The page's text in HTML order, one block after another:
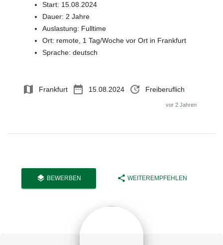
Start: 15.08.2024
Dauer: 2 Jahre
Auslastung: Fulltime
Ort: remote, 1 Tag/Woche vor Ort in Frankfurt
Sprache: deutsch
map Frankfurt date_range 15.08.2024 update Freiberuflich
vor 2 Jahren
layers BEWERBEN share WEITEREMPFEHLEN